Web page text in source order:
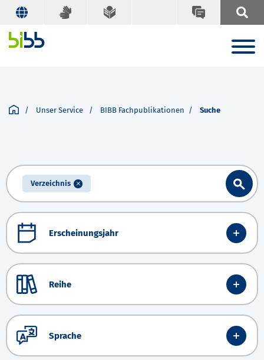
Unser Service BIBB Fachpublikationen Suche
Verzeichnis
Erscheinungsjahr
Reihe
Sprache